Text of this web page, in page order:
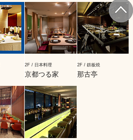
2F / 日本料理
京都つる家
2F / 鉄板焼
那古亭